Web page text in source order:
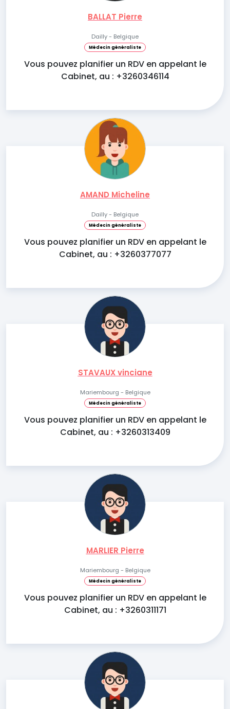
BALLAT Pierre
Dailly - Belgique
Médecin généraliste
Vous pouvez planifier un RDV en appelant le
Cabinet, au : +3260346114
AMAND Micheline
Dailly - Belgique
Médecin généraliste
Vous pouvez planifier un RDV en appelant le
Cabinet, au : +3260377077
STAVAUX vinciane
Mariembourg - Belgique
Médecin généraliste
Vous pouvez planifier un RDV en appelant le
Cabinet, au : +3260313409
MARLIER Pierre
Mariembourg - Belgique
Médecin généraliste
Vous pouvez planifier un RDV en appelant le
Cabinet, au : +3260311171